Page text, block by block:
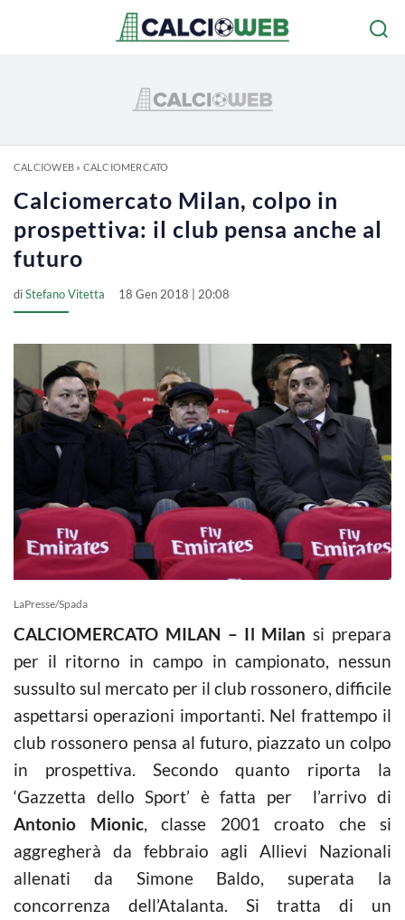
CALCIOWEB» CALCIOMERCATO
Calciomercato Milan, colpo in
prospettiva: il club pensa anche al
futuro
diStefano Vitetta 18 Gen 2018 | 20:08
LaPresse/Spada
CALCIOMERCATO MILAN – Il Milan si prepara
per il ritorno in campo in campionato, nessun
sussulto sul mercato per il club rossonero, difficile
aspettarsi operazioni importanti. Nel frattempo il
club rossonero pensa al futuro, piazzato un colpo
in prospettiva. Secondo quanto riporta la
‘Gazzetta dello Sport’ è fatta per l’arrivo di
Antonio Mionic, classe 2001 croato che si
aggregherà da febbraio agli Allievi Nazionali
allenati da Simone Baldo, superata la
concorrenza dell’Atalanta. Si tratta di un